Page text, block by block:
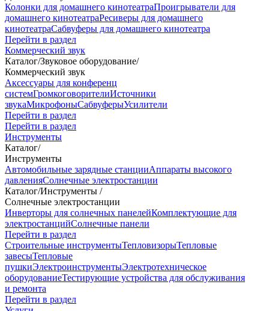
Колонки для домашнего кинотеатраПроигрыватели для
домашнего кинотеатраРесиверы для домашнего
кинотеатраСабвуферы для домашнего кинотеатра
Перейти в раздел
Коммерческий звук
Каталог/Звуковое оборудование/
Коммерческий звук
Аксессуары для конференц
системГромкоговорителиИсточники
звукаМикрофоныСабвуферыУсилители
Перейти в раздел
Перейти в раздел
Инструменты
Каталог/
Инструменты
Автомобильные зарядные станцииАппараты высокого
давленияСолнечные электростанции
Каталог/Инструменты /
Солнечные электростанции
Инверторы для солнечных панелейКомплектующие для
электростанцийСолнечные панели
Перейти в раздел
Строительные инструментыТепловизорыТепловые
завесыТепловые
пушкиЭлектроинструментыЭлектротехническое
оборудованиеТестирующие устройства для обслуживания
и ремонта
Перейти в раздел